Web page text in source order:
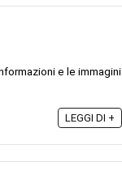
e le immagini
LEGGI DI +